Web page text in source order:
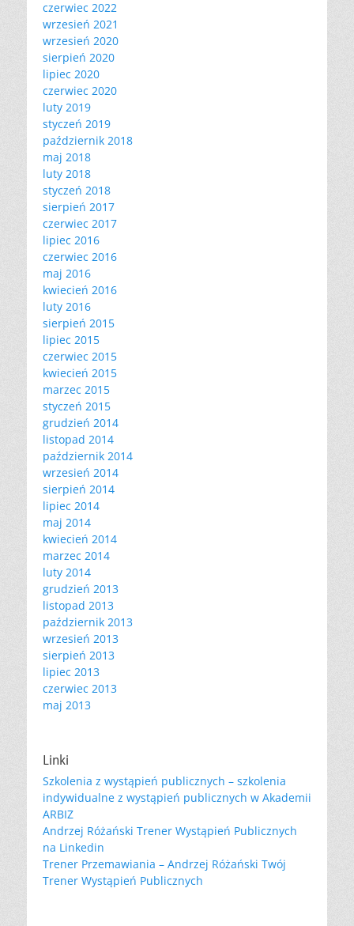
czerwiec 2022
wrzesień 2021
wrzesień 2020
sierpień 2020
lipiec 2020
czerwiec 2020
luty 2019
styczeń 2019
październik 2018
maj 2018
luty 2018
styczeń 2018
sierpień 2017
czerwiec 2017
lipiec 2016
czerwiec 2016
maj 2016
kwiecień 2016
luty 2016
sierpień 2015
lipiec 2015
czerwiec 2015
kwiecień 2015
marzec 2015
styczeń 2015
grudzień 2014
listopad 2014
październik 2014
wrzesień 2014
sierpień 2014
lipiec 2014
maj 2014
kwiecień 2014
marzec 2014
luty 2014
grudzień 2013
listopad 2013
październik 2013
wrzesień 2013
sierpień 2013
lipiec 2013
czerwiec 2013
maj 2013
Linki
Szkolenia z wystąpień publicznych – szkolenia
indywidualne z wystąpień publicznych w Akademii
ARBIZ
Andrzej Różański Trener Wystąpień Publicznych
na Linkedin
Trener Przemawiania – Andrzej Różański Twój
Trener Wystąpień Publicznych